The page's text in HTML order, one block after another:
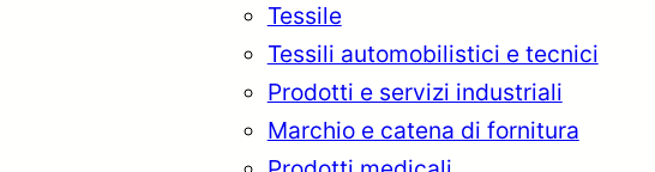
Tessile
Tessili automobilistici e tecnici
Prodotti e servizi industriali
Marchio e catena di fornitura